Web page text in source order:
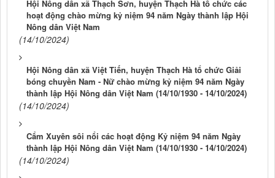
Hội Nông dân xã Thạch Sơn, huyện Thạch Hà tổ chức các
hoạt động chào mừng kỷ niệm 94 năm Ngày thành lập Hội
Nông dân Việt Nam
(14/10/2024)
Hội Nông dân xã Việt Tiến, huyện Thạch Hà tổ chức Giải
bóng chuyền Nam - Nữ chào mừng kỷ niệm 94 năm Ngày
thành lập Hội Nông dân Việt Nam (14/10/1930 - 14/10/2024)
(14/10/2024)
Cẩm Xuyên sôi nổi các hoạt động Kỷ niệm 94 năm Ngày
thành lập Hội Nông dân Việt Nam (14/10/1930 - 14/10/2024)
(14/10/2024)